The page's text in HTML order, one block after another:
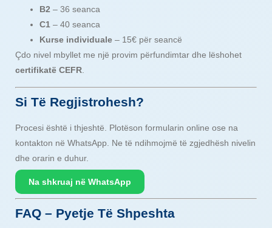
B2 – 36 seanca
C1 – 40 seanca
Kurse individuale – 15€ për seancë
Çdo nivel mbyllet me një provim përfundimtar dhe lëshohet
certifikatë CEFR
Si Të Regjistrohesh?
Procesi është i thjeshtë. Plotëson formularin online ose na
kontakton në WhatsApp. Ne të ndihmojmë të zgjedhësh nivelin
dhe orarin e duhur.
Na shkruaj në WhatsApp
FAQ – Pyetje Të Shpeshta